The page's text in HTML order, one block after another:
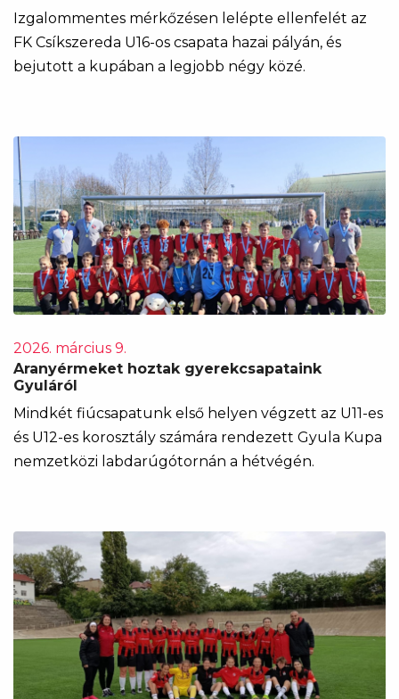
Izgalommentes mérkőzésen lelépte ellenfelét az
FK Csíkszereda U16-os csapata hazai pályán, és
bejutott a kupában a legjobb négy közé.
2026. március 9.
Aranyérmeket hoztak gyerekcsapataink
Gyuláról
Mindkét fiúcsapatunk első helyen végzett az U11-es
és U12-es korosztály számára rendezett Gyula Kupa
nemzetközi labdarúgótornán a hétvégén.